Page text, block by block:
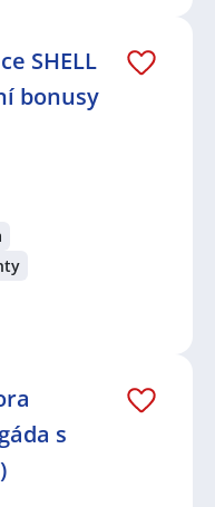
SHELL
bonusy
s